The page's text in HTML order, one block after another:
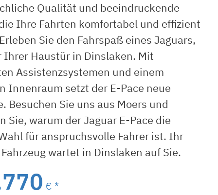
Qualität und beeindruckende
Ihre Fahrten komfortabel und effizient
Sie den Fahrspaß eines Jaguars,
Ihrer Haustür in Dinslaken. Mit
Assistenzsystemen und einem
Innenraum setzt der E-Pace neue
Besuchen Sie uns aus Moers und
Sie, warum der Jaguar E-Pace die
für anspruchsvolle Fahrer ist. Ihr
wartet in Dinslaken auf Sie.
€ *